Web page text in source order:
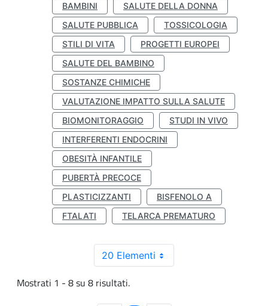
BAMBINI
SALUTE DELLA DONNA
SALUTE PUBBLICA
TOSSICOLOGIA
STILI DI VITA
PROGETTI EUROPEI
SALUTE DEL BAMBINO
SOSTANZE CHIMICHE
VALUTAZIONE IMPATTO SULLA SALUTE
BIOMONITORAGGIO
STUDI IN VIVO
INTERFERENTI ENDOCRINI
OBESITÀ INFANTILE
PUBERTÀ PRECOCE
PLASTICIZZANTI
BISFENOLO A
FTALATI
TELARCA PREMATURO
20 Elementi
Mostrati 1 - 8 su 8 risultati.